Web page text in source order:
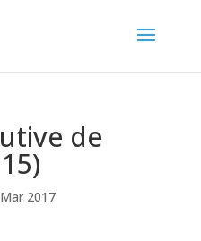
de
2017